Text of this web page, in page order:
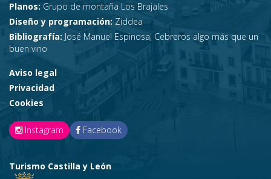
Planos: Grupo de montaña Los Brajales
Diseño y programación: Ziddea
Bibliografía: José Manuel Espinosa, Cebreros algo más que un
buen vino
Aviso legal
Privacidad
Cookies
Instagram Facebook
Turismo Castilla y León